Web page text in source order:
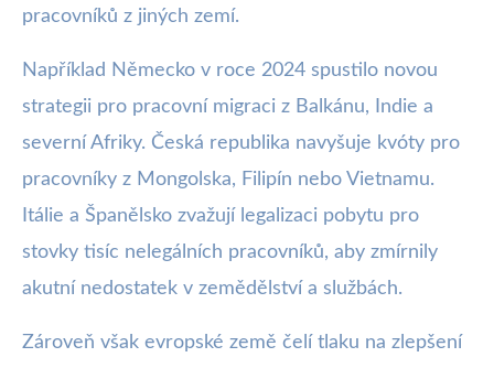
pracovníků z jiných zemí.
Například Německo v roce 2024 spustilo novou
strategii pro pracovní migraci z Balkánu, Indie a
severní Afriky. Česká republika navyšuje kvóty pro
pracovníky z Mongolska, Filipín nebo Vietnamu.
Itálie a Španělsko zvažují legalizaci pobytu pro
stovky tisíc nelegálních pracovníků, aby zmírnily
akutní nedostatek v zemědělství a službách.
Zároveň však evropské země čelí tlaku na zlepšení